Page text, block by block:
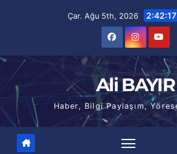
Çar. Ağu 5th, 2026
Ali BAYIR
Haber, Bilgi Paylaşım,